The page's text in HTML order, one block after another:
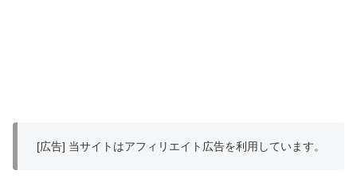
[広告] 当サイトはアフィリエイト広告を利用しています。